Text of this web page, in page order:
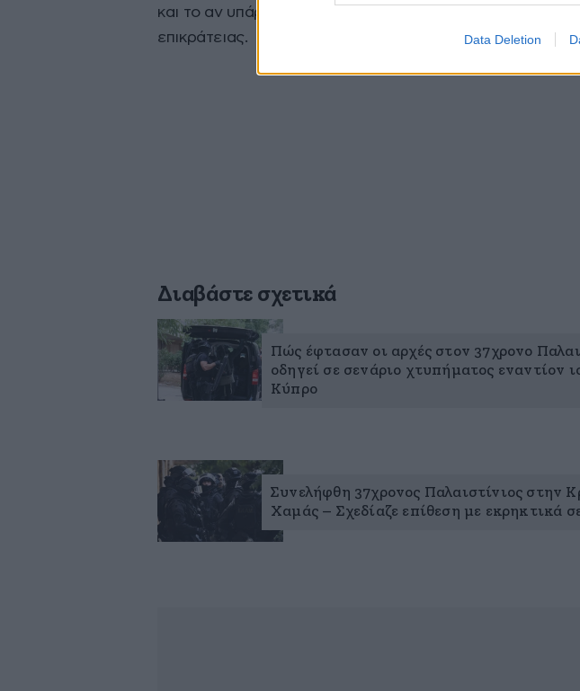
Data Deletion
και το αν υπάρχουν τυχόν άλλοι συνεργοί ή διασυνδέσεις
επικράτειας.
Διαβάστε σχετικά
Πώς έφτασαν οι αρχές στον 37χρονο
οδηγεί σε σενάριο χτυπήματος εναντίον
Κύπρο
Συνελήφθη 37χρονος Παλαιστίνιος στην
Χαμάς – Σχεδίαζε επίθεση με εκρηκτικά